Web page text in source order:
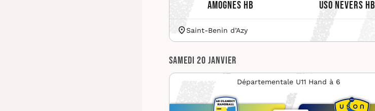
Amognes HB USO Nevers HB
Saint-Benin d’Azy
Samedi 20 janvier
Départementale U11 Hand à 6